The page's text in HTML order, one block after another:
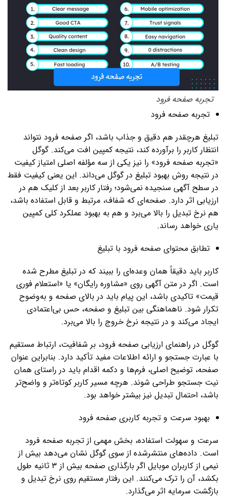
تجربه صفحه فرود
تجربه صفحه فرود
تبلیغ هرچقدر هم دقیق و جذاب باشد، اگر صفحه فرود نتواند
انتظار کاربر را برآورده کند، نتیجه کمپین افت می‌کند. گوگل
«تجربه صفحه فرود» را نیز یکی از سه مؤلفه اصلی امتیاز کیفیت
در نتیجه روش بهبود تبلیغ در گوگل می‌داند. این یعنی کیفیت فقط
در سطح آگهی سنجیده نمی‌شود؛ رفتار کاربر بعد از کلیک هم در
ارزیابی اثر دارد. صفحه‌ای که شفاف، مرتبط و قابل استفاده باشد،
هم نرخ تبدیل را بالا می‌برد و هم به بهبود عملکرد کلی کمپین
یاری خواهد رساند.
تطابق محتوای صفحه فرود با تبلیغ
کاربر باید دقیقاً همان وعده‌ای را ببیند که در تبلیغ مطرح شده
است. اگر در متن آگهی روی «مشاوره رایگان» یا «استعلام فوری
قیمت» تاکیدی باشد، این پیام باید در بالای صفحه و به‌وضوح
تکرار شود. ناهماهنگی بین تبلیغ و صفحه، حس بی‌اعتمادی
ایجاد می‌کند و در نتیجه نرخ خروج را بالا می‌برد.
گوگل در راهنمای ارزیابی صفحه فرود، بر شفافیت، ارتباط مستقیم
با عبارت جستجو و ارائه اطلاعات مفید تأکید دارد. بنابراین عنوان
صفحه، توضیح اصلی، فرم‌ها و دکمه اقدام باید در راستای همان
نیت جستجو طراحی شوند. هرچه مسیر کاربر کوتاه‌تر و واضح‌تر
باشد، احتمال تبدیل نیز بیشتر خواهد بود.
بهبود سرعت و تجربه کاربری صفحه فرود
سرعت و سهولت استفاده، بخش مهمی از تجربه صفحه فرود
است. داده‌های منتشرشده از سوی گوگل نشان می‌دهد بیش از
نیمی از کاربران موبایل اگر بارگذاری صفحه بیش از ۳ ثانیه طول
بکشد، آن را ترک می‌کنند. این رفتار مستقیم روی نرخ تبدیل و
بازگشت سرمایه اثر می‌گذارد.